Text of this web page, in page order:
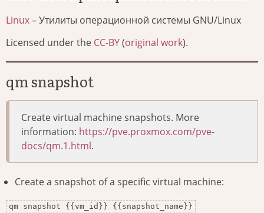
Linux– Утилиты операционной системы GNU/Linux
Licensed under the CC-BY(original work).
qm snapshot
Create virtual machine snapshots. More
information: https://pve.proxmox.com/pve-
docs/qm.1.html.
Create a snapshot of a specific virtual machine:
qm snapshot {{vm_id}} {{snapshot_name}}